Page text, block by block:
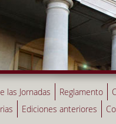
las Jornadas Reglamento
Ediciones anteriores